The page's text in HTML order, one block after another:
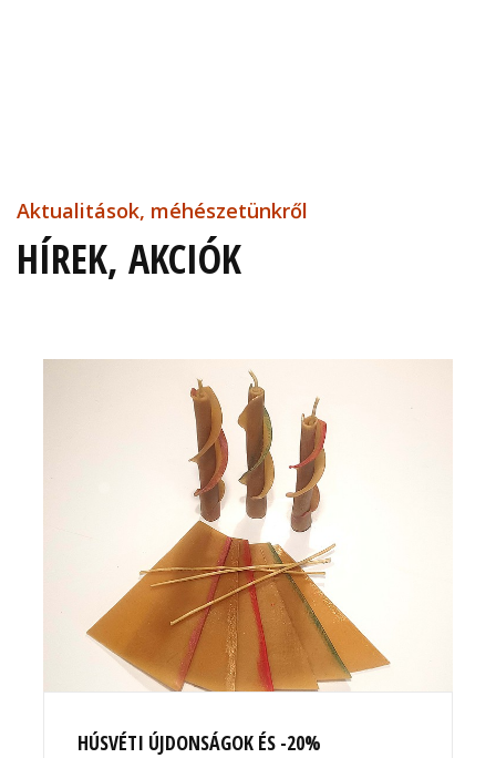
Aktualitások, méhészetünkről
HÍREK, AKCIÓK
HÚSVÉTI ÚJDONSÁGOK ÉS -20%